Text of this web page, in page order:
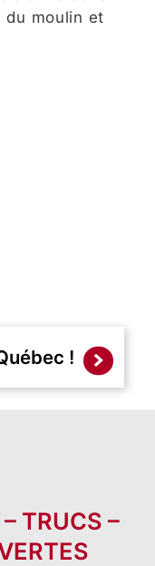
du moulin et
!
TRUCS –